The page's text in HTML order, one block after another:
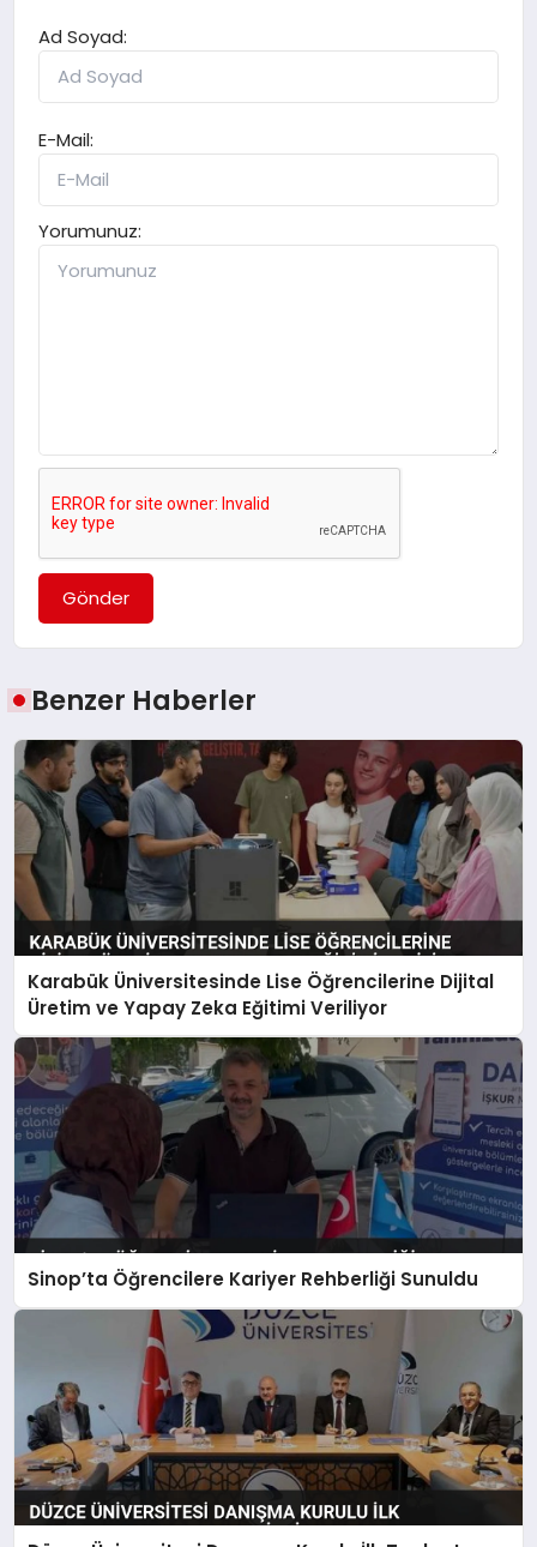
Ad Soyad:
E-Mail:
Yorumunuz:
Gönder
Benzer Haberler
Karabük Üniversitesinde Lise Öğrencilerine Dijital
Üretim ve Yapay Zeka Eğitimi Veriliyor
Sinop’ta Öğrencilere Kariyer Rehberliği Sunuldu